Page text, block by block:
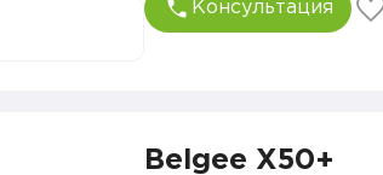
Консультация
Belgee X50+